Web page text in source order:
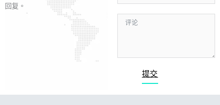
回复。
提交